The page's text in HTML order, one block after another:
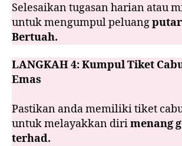
Selesaikan tugasan harian atau
untuk mengumpul peluang
Bertuah.
LANGKAH 4:Kumpul Tiket
Emas
Pastikan anda memiliki tiket
untuk melayakkan dirimenang
terhad.